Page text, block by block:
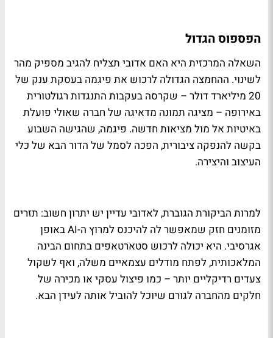
הפספוס הגדול
השאלה המרכזית היא האם אדובי תצליח להגיב מספיק מהר
לשינוי. ההחמצה הגדולה לרכוש את פיגמה בעסקת ענק של
20 מיליארד דולר – שקרסה בעקבות התנגדות רגולטורית
באירופה – מציגה תמונה מדאיגה של חברה שאולי פועלת
באיטיות אל מול מציאות חדשה. פיגמה, שהגישה השבוע
בקשה להנפקה ציבורית, הפכה לסמל של הדור הבא של כלי
העיצוב והיצירה.
למרות הביקורת הגוברת, לאדובי עדיין יש יתרון חשוב: תזרים
מזומנים חזק שמאפשר לה להיכנס למרוץ ה-AI באופן
אגרסיבי. היא יכולה לרכוש סטארטאפים בתחום הבינה
המלאכותית, לפתח מודלים עצמאיים משלה, ואף לשקול
צעדים רדיקליים יותר – כמו פיצול עסקי או מכירה של
חלקים מהחברה לגורם שיוכל להוביל אותה לעידן הבא.